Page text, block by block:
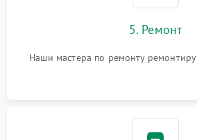
5. Ремонт
Наши мастера по ремонту